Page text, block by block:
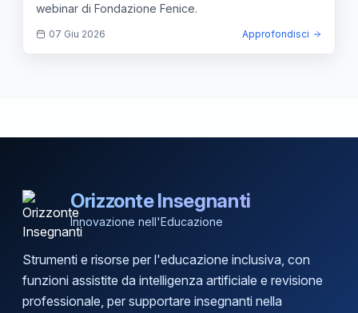
webinar di Fondazione Fenice.
07 Giu 2026 Approfondisci
Orizzonte Insegnanti
Innovazione nell'Educazione
Strumenti e risorse per l'educazione inclusiva, con
funzioni assistite da intelligenza artificiale e revisione
professionale, per supportare insegnanti nella